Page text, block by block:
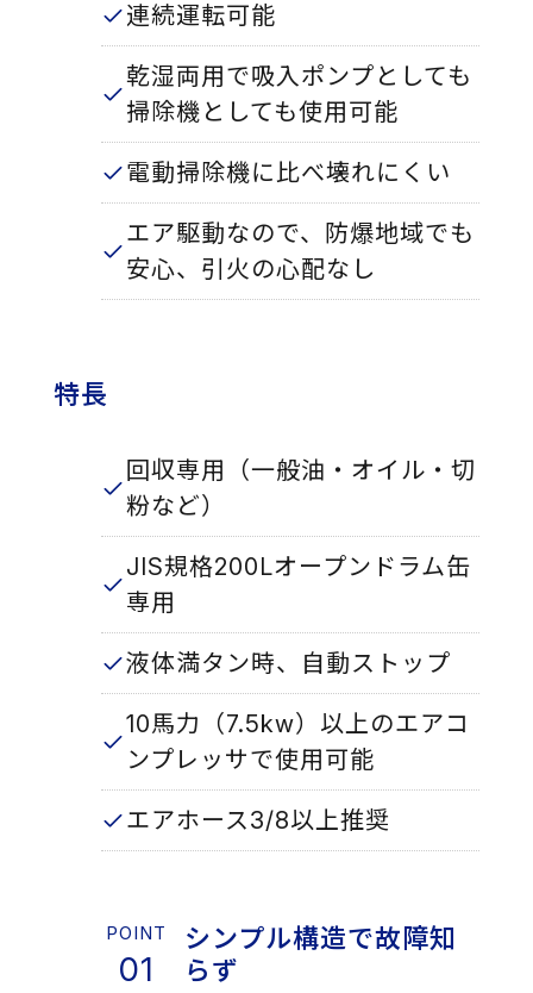
連続運転可能
乾湿両用で吸入ポンプとしても
掃除機としても使用可能
電動掃除機に比べ壊れにくい
エア駆動なので、防爆地域でも
安心、引火の心配なし
特長
回収専用（一般油・オイル・切
粉など）
JIS規格200Lオープンドラム缶
専用
液体満タン時、自動ストップ
10馬力（7.5kw）以上のエアコ
ンプレッサで使用可能
エアホース3/8以上推奨
シンプル構造で故障知
らず